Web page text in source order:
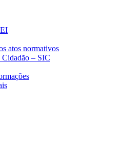
atos normativos
– SIC